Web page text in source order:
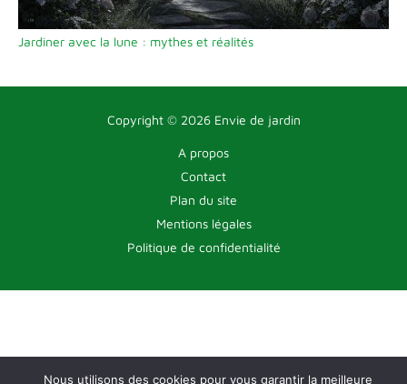
Jardiner avec la lune : mythes et réalités
Copyright © 2026 Envie de jardin
A propos
Contact
Plan du site
Mentions légales
Politique de confidentialité
Nous utilisons des cookies pour vous garantir la meilleure